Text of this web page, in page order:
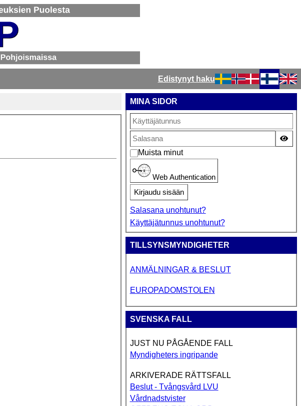
Edistynyt haku
Valitse kieli
MINA SIDOR
Muista minut
Web Authentication
Kirjaudu sisään
Salasana unohtunut?
Käyttäjätunnus unohtunut?
TILLSYNSMYNDIGHETER
ANMÄLNINGAR & BESLUT
EUROPADOMSTOLEN
SVENSKA FALL
JUST NU PÅGÅENDE FALL
Myndigheters ingripande
ARKIVERADE RÄTTSFALL
Beslut - Tvångsvård LVU
Vårdnadstvister